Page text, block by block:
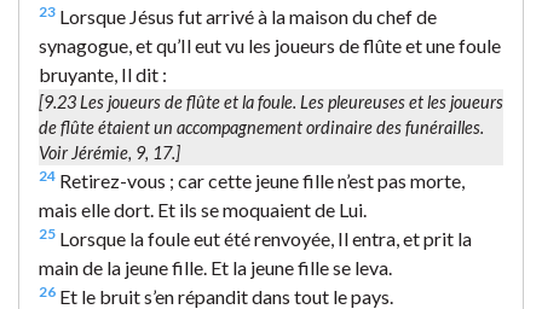
23 Lorsque Jésus fut arrivé à la maison du chef de
synagogue, et qu’Il eut vu les joueurs de flûte et une foule
bruyante, Il dit :
[9.23Les joueurs de flûte et la foule. Les pleureuses et les joueurs
de flûte étaient un accompagnement ordinaire des funérailles.
Voir Jérémie, 9, 17.]
24 Retirez-vous ; car cette jeune fille n’est pas morte,
mais elle dort. Et ils se moquaient de Lui.
25 Lorsque la foule eut été renvoyée, Il entra, et prit la
main de la jeune fille. Et la jeune fille se leva.
26 Et le bruit s’en répandit dans tout le pays.